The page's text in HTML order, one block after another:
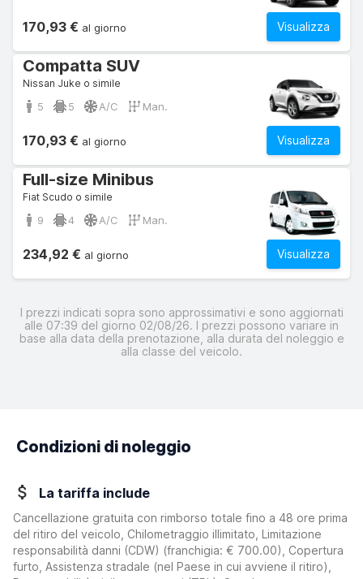
Visualizza
170,93 € al giorno
Compatta SUV
Nissan Juke o simile
5 5 A/C Man.
Visualizza
170,93 € al giorno
Full-size Minibus
Fiat Scudo o simile
9 4 A/C Man.
Visualizza
234,92 € al giorno
I prezzi indicati sopra sono approssimativi e sono aggiornati
alle 07:39 del giorno 02/08/26. I prezzi possono variare in
base alla data della prenotazione, alla durata del noleggio e
alla classe del veicolo.
Condizioni di noleggio
La tariffa include
Cancellazione gratuita con rimborso totale fino a 48 ore prima
del ritiro del veicolo, Chilometraggio illimitato, Limitazione
responsabilità danni (CDW) (franchigia: € 700.00)
, Copertura
furto, Assistenza stradale (nel Paese in cui avviene il ritiro),